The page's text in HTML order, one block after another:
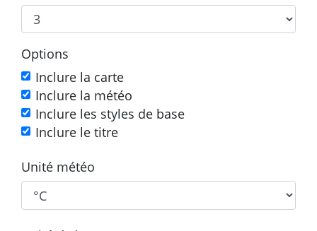
Options
Inclure la carte
Inclure la météo
Inclure les styles de base
Inclure le titre
Unité météo